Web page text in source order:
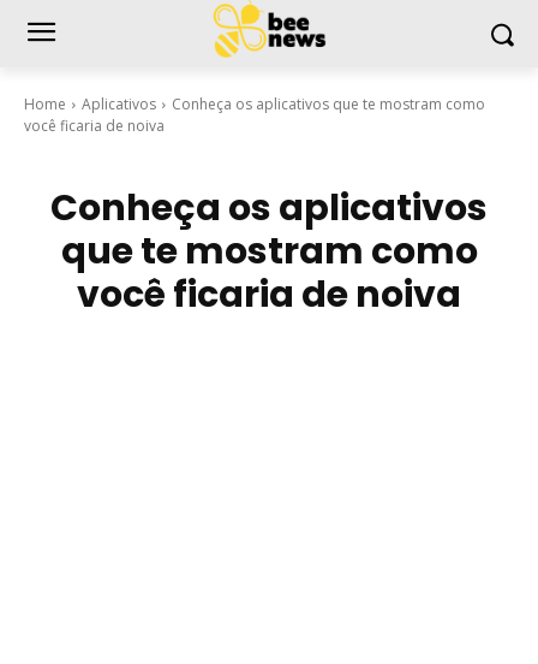
Home Aplicativos
Conheça os aplicativos que te mostram como
você ficaria de noiva
Conheça os aplicativos
que te mostram como
você ficaria de noiva